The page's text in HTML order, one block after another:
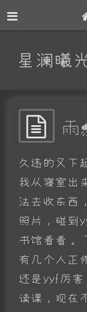
星澜曦
久违的又下
我从寝室出
法去收东西
照片，碰到
书馆看看。
有几个人正
还是yyf厉害
读课，现在